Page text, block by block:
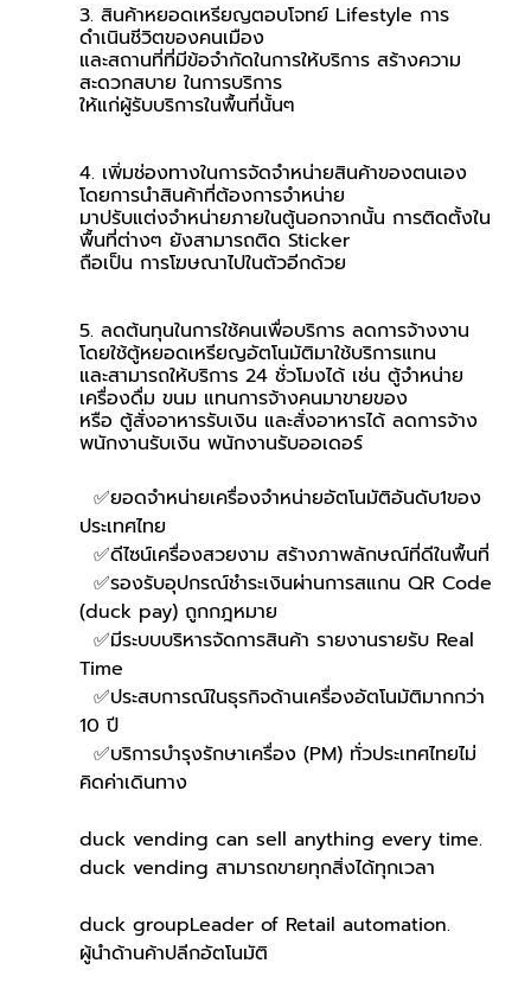
3. สินค้าหยอดเหรียญตอบโจทย์ Lifestyle การ
ดำเนินชีวิตของคนเมือง
และสถานที่ที่มีข้อจำกัดในการให้บริการ สร้างความ
สะดวกสบาย ในการบริการ
ให้แก่ผู้รับบริการในพื้นที่นั้นๆ
4. เพิ่มช่องทางในการจัดจำหน่ายสินค้าของตนเอง
โดยการนำสินค้าที่ต้องการจำหน่าย
มาปรับแต่งจำหน่ายภายในตู้นอกจากนั้น การติดตั้งใน
พื้นที่ต่างๆ ยังสามารถติด Sticker
ถือเป็น การโฆษณาไปในตัวอีกด้วย
5. ลดต้นทุนในการใช้คนเพื่อบริการ ลดการจ้างงาน
โดยใช้ตู้หยอดเหรียญอัตโนมัติมาใช้บริการแทน
และสามารถให้บริการ 24 ชั่วโมงได้ เช่น ตู้จำหน่าย
เครื่องดื่ม ขนม แทนการจ้างคนมาขายของ
หรือ ตู้สั่งอาหารรับเงิน และสั่งอาหารได้ ลดการจ้าง
พนักงานรับเงิน พนักงานรับออเดอร์
ประเทศไทย
  ✅ดีไซน์เครื่องสวยงาม สร้างภาพลักษณ์ที่ดีในพื้นที่
(duck pay) ถูกกฎหมาย
Time
10 ปี
คิดค่าเดินทาง
duck vending can sell anything every time.
duck vending สามารถขายทุกสิ่งได้ทุกเวลา
duck groupLeader of Retail automation.
ผู้นำด้านค้าปลีกอัตโนมัติ